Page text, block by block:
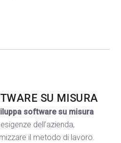
SU MISURA
software su misura
dell’azienda,
il metodo di lavoro.